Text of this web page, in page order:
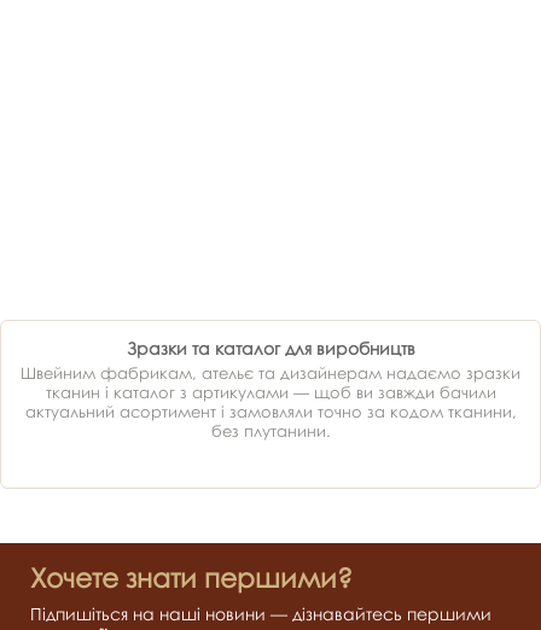
Зразки та каталог для виробництв
Швейним фабрикам, ательє та дизайнерам надаємо зразки
тканин і каталог з артикулами — щоб ви завжди бачили
актуальний асортимент і замовляли точно за кодом тканини,
без плутанини.
Хочете знати першими?
Підпишіться на наші новини — дізнавайтесь першими